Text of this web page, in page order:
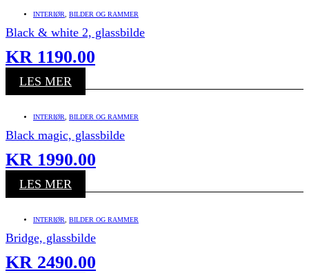
INTERIØR BILDER OG RAMMER
Black & white 2, glassbilde
KR 1190.00
LES MER
INTERIØR BILDER OG RAMMER
Black magic, glassbilde
KR 1990.00
LES MER
INTERIØR BILDER OG RAMMER
Bridge, glassbilde
KR 2490.00